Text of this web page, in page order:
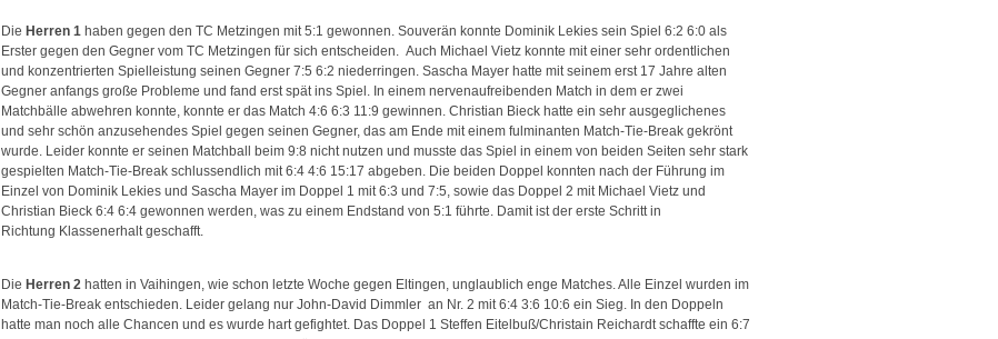
Die Herren 1 haben gegen den TC Metzingen mit 5:1 gewonnen. Souverän konnte Dominik Lekies sein Spiel 6:2 6:0 als
Erster gegen den Gegner vom TC Metzingen für sich entscheiden. Auch Michael Vietz konnte mit einer sehr ordentlichen
und konzentrierten Spielleistung seinen Gegner 7:5 6:2 niederringen. Sascha Mayer hatte mit seinem erst 17 Jahre alten
Gegner anfangs große Probleme und fand erst spät ins Spiel. In einem nervenaufreibenden Match in dem er zwei
Matchbälle abwehren konnte, konnte er das Match 4:6 6:3 11:9 gewinnen. Christian Bieck hatte ein sehr ausgeglichenes
und sehr schön anzusehendes Spiel gegen seinen Gegner, das am Ende mit einem fulminanten Match-Tie-Break gekrönt
wurde. Leider konnte er seinen Matchball beim 9:8 nicht nutzen und musste das Spiel in einem von beiden Seiten sehr stark
gespielten Match-Tie-Break schlussendlich mit 6:4 4:6 15:17 abgeben. Die beiden Doppel konnten nach der Führung im
Einzel von Dominik Lekies und Sascha Mayer im Doppel 1 mit 6:3 und 7:5, sowie das Doppel 2 mit Michael Vietz und
Christian Bieck 6:4 6:4 gewonnen werden, was zu einem Endstand von 5:1 führte. Damit ist der erste Schritt in
Richtung Klassenerhalt geschafft.
Die Herren 2 hatten in Vaihingen, wie schon letzte Woche gegen Eltingen, unglaublich enge Matches. Alle Einzel wurden im
Match-Tie-Break entschieden. Leider gelang nur John-David Dimmler an Nr. 2 mit 6:4 3:6 10:6 ein Sieg. In den Doppeln
hatte man noch alle Chancen und es wurde hart gefightet. Das Doppel 1 Steffen Eitelbuß/Christain Reichardt schaffte ein 6:7